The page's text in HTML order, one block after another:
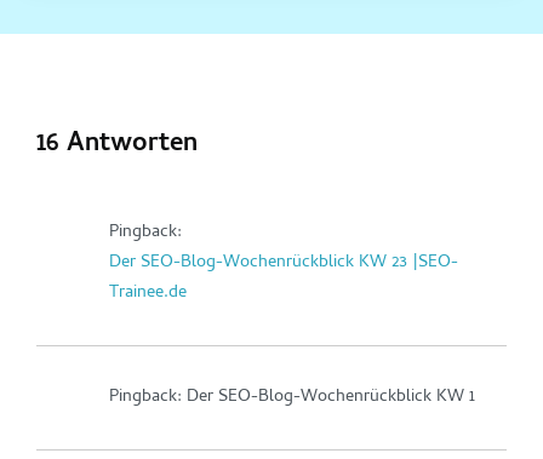
16 Antworten
Pingback:
Der SEO-Blog-Wochenrückblick KW 23 |SEO-
Trainee.de
Pingback: Der SEO-Blog-Wochenrückblick KW 1